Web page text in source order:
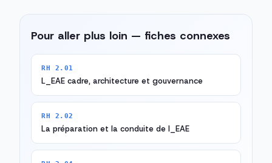
Pour aller plus loin — fiches connexes
RH 2.01
L_EAE cadre, architecture et gouvernance
RH 2.02
La préparation et la conduite de l_EAE